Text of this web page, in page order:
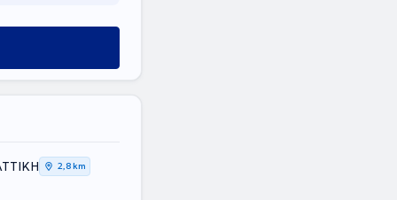
2,8 km